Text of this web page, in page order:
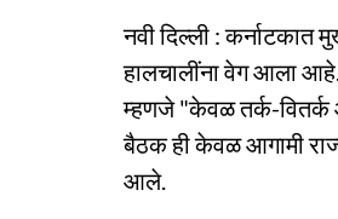
नवी दिल्ली : कर्नाटकात
हालचालींना वेग आला आहे.
म्हणजे "केवळ तर्क-वितर्क
बैठक ही केवळ आगामी
आले.